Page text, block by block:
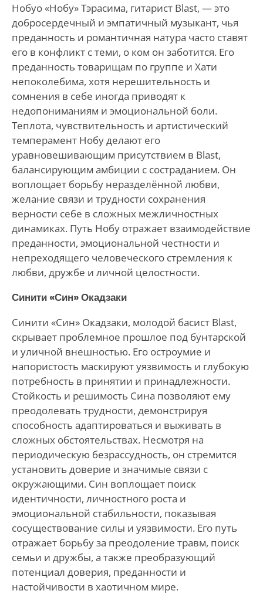
Нобуо «Нобу» Тэрасима, гитарист Blast, — это
добросердечный и эмпатичный музыкант, чья
преданность и романтичная натура часто ставят
его в конфликт с теми, о ком он заботится. Его
преданность товарищам по группе и Хати
непоколебима, хотя нерешительность и
сомнения в себе иногда приводят к
недопониманиям и эмоциональной боли.
Теплота, чувствительность и артистический
темперамент Нобу делают его
уравновешивающим присутствием в Blast,
балансирующим амбиции с состраданием. Он
воплощает борьбу неразделённой любви,
желание связи и трудности сохранения
верности себе в сложных межличностных
динамиках. Путь Нобу отражает взаимодействие
преданности, эмоциональной честности и
непреходящего человеческого стремления к
любви, дружбе и личной целостности.
Синити «Син» Окадзаки
Синити «Син» Окадзаки, молодой басист Blast,
скрывает проблемное прошлое под бунтарской
и уличной внешностью. Его остроумие и
напористость маскируют уязвимость и глубокую
потребность в принятии и принадлежности.
Стойкость и решимость Сина позволяют ему
преодолевать трудности, демонстрируя
способность адаптироваться и выживать в
сложных обстоятельствах. Несмотря на
периодическую безрассудность, он стремится
установить доверие и значимые связи с
окружающими. Син воплощает поиск
идентичности, личностного роста и
эмоциональной стабильности, показывая
сосуществование силы и уязвимости. Его путь
отражает борьбу за преодоление травм, поиск
семьи и дружбы, а также преобразующий
потенциал доверия, преданности и
настойчивости в хаотичном мире.